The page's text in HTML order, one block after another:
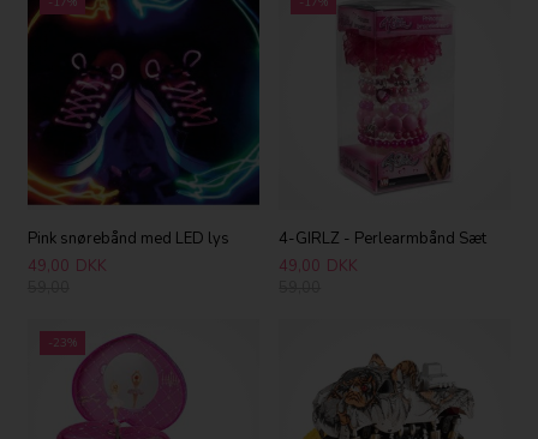
Pink snørebånd med LED lys
49,00 DKK
4-GIRLZ - Perlearmbånd Sæt
49,00 DKK
-23%